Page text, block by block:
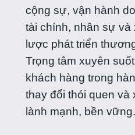
cộng sự, vận hành
tài chính, nhân sự và
lược phát triển
Trọng tâm xuyên
khách hàng trong
thay đổi thói quen và
lành mạnh, bền vững.